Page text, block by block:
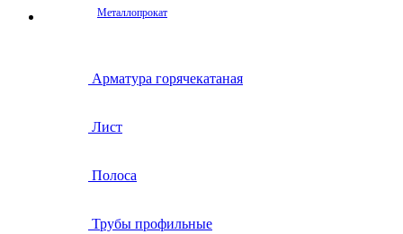
Металлопрокат
Арматура горячекатаная
Лист
Полоса
Трубы профильные